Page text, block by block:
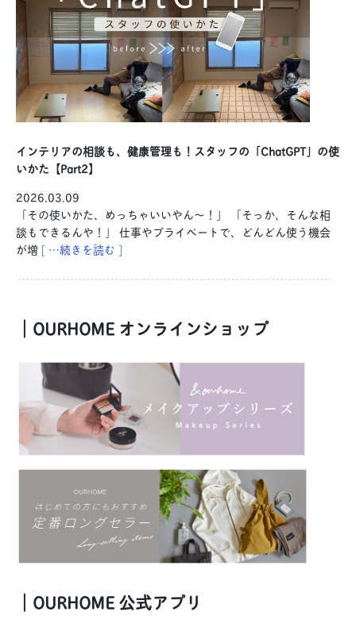
インテリアの相談も、健康管理も！スタッフの「ChatGPT」の使
いかた【Part2】
2026.03.09
「その使いかた、めっちゃいいやん〜！」 「そっか、そんな相
談もできるんや！」 仕事やプライベートで、どんどん使う機会
が増 [ …続きを読む ]
｜OURHOME オンラインショップ
｜OURHOME 公式アプリ